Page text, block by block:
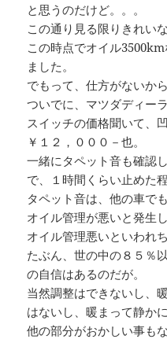
と思うのだけど。。。
この通り見る限りきれい
この時点でオイル
ました。
でもって、仕方がないか
ついでに、マツダディーラ
スイッチの価格聞いて、
￥１２，０００－也。
一緒にタペット音も確認
で、１時間くらい止めた
タペット音は、他の車で
オイル管理が悪いと発生
オイル管理悪いといわれち
たぶん、世の中の８５％
の自信はあるのだが。
当然調整はできないし、
はないし、暖まって静か
他の部分がおかしい事も